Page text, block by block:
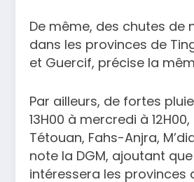
De même, des chutes de
dans les provinces de
et Guercif, précise la
Par ailleurs, de fortes
13H00 à mercredi à
Tétouan, Fahs-Anjra,
note la DGM, ajoutant
intéressera les provinces